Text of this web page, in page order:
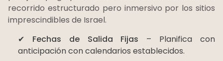
recorrido estructurado pero inmersivo por los sitios
imprescindibles de Israel.
✔ Fechas de Salida Fijas – Planifica con
anticipación con calendarios establecidos.